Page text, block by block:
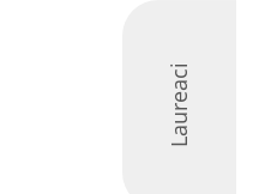
Laureaci